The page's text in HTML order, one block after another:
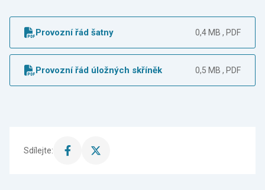
Provozní řád šatny 0,4 MB , PDF
Provozní řád úložných skříněk 0,5 MB , PDF
Sdílejte:
Sdílet
Sdílet